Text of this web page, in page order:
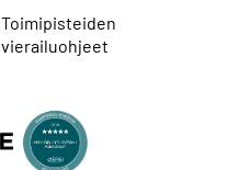
Toimipisteiden
vierailuohjeet